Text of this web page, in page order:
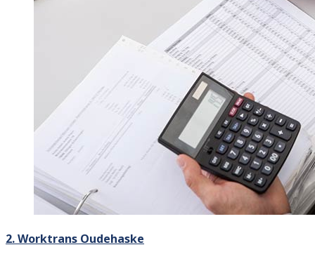
2. Worktrans Oudehaske